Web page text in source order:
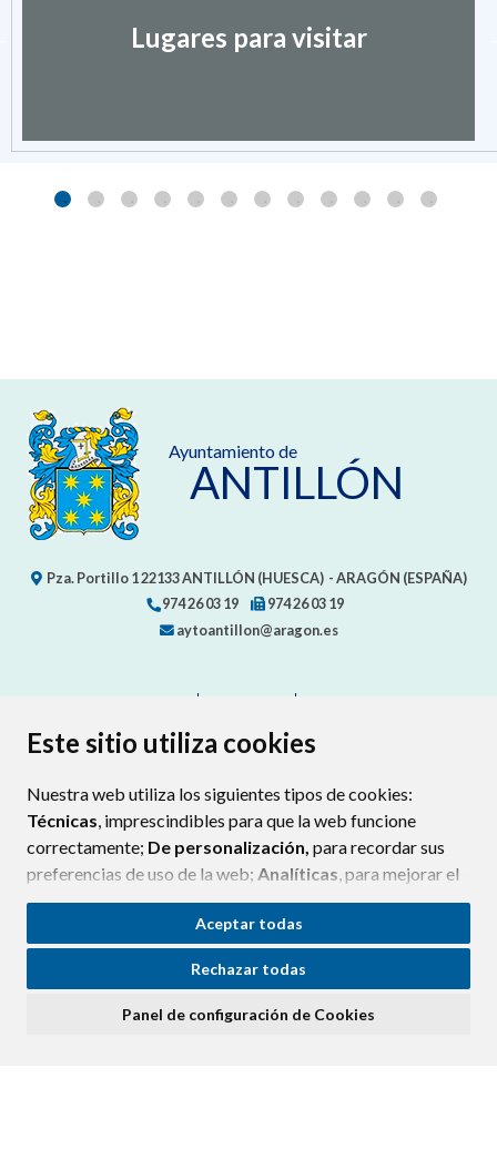
Este sitio utiliza cookies
Nuestra web utiliza los siguientes tipos de cookies:
Técnicas, imprescindibles para que la web funcione
correctamente; De personalización, para recordar sus
preferencias de uso de la web; Analíticas, para mejorar el
funcionamiento de la web y sus servicios.
Si acepta pulsando el botón“Aceptar todas”
consideramos que acepta su uso. Si pulsa el botón
ninguna acción, se guardarán las cookies técnicas
Aceptar todas
Rechazar todas
Panel de configuración de Cookies
Lugares para visitar
Ayuntamiento de
ANTILLÓN
Pza. Portillo 122133ANTILLÓN (HUESCA) - ARAGÓN (ESPAÑA)
974 26 03 19
974 26 03 19
aytoantillon@aragon.es
PROTECCIÓN DE DATOS
POLÍTICA DE COOKIES